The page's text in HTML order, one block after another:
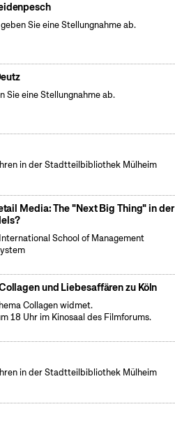
Sie eine Stellungnahme ab.
Sie eine Stellungnahme ab.
in der Stadtteilbibliothek Mülheim
Media: The "Next Big Thing" in der
School of Management
und Liebesaffären zu Köln
Collagen widmet.
18 Uhr im Kinosaal des Filmforums.
in der Stadtteilbibliothek Mülheim